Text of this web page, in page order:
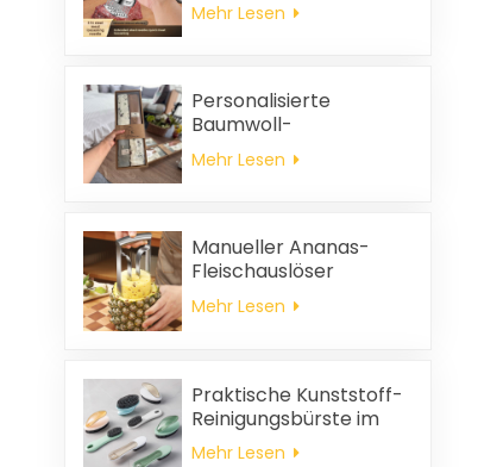
Mehr Lesen
Personalisierte
Baumwoll-
Hochzeitsgeschenke
und
Servietten und
Putzlappen-
Mehr Lesen
Manueller Ananas-
Fleischauslöser
Mehr Lesen
Praktische Kunststoff-
Reinigungsbürste im
Großhandel
Mehr Lesen